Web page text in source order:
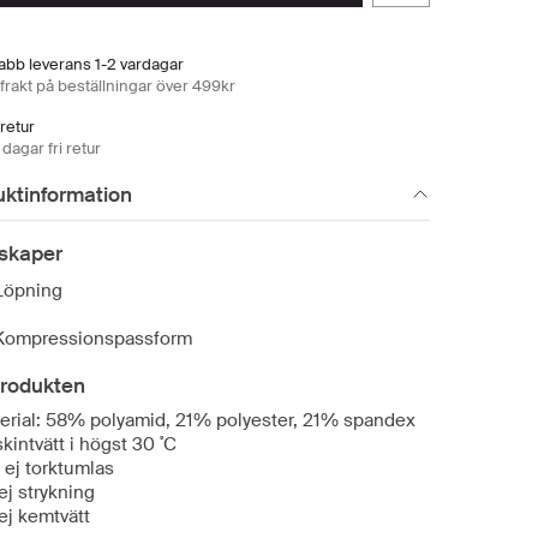
leverans 1-2 vardagar
på beställningar över 499kr
fri retur
58% polyamid, 21% polyester, 21% spandex
i högst 30 ˚C
ej torktumlas
strykning
kemtvätt